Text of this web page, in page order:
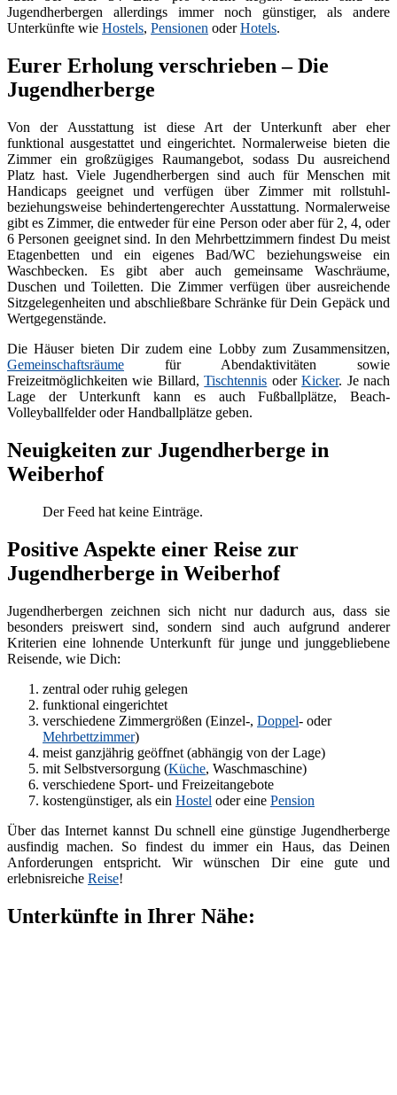
Jugendherbergen allerdings immer noch günstiger, als andere
Unterkünfte wie Hostels, Pensionen oderHotels.
Eurer Erholung verschrieben – Die
Jugendherberge
Von der Ausstattung ist diese Art der Unterkunft aber eher
funktional ausgestattet und eingerichtet. Normalerweise bieten die
Zimmer ein großzügiges Raumangebot, sodass Du ausreichend
Platz hast. Viele Jugendherbergen sind auch für Menschen mit
Handicaps geeignet und verfügen über Zimmer mit rollstuhl-
beziehungsweise behindertengerechter Ausstattung. Normalerweise
gibt es Zimmer, die entweder für eine Person oder aber für 2, 4, oder
6 Personen geeignet sind. In den Mehrbettzimmern findest Du meist
Etagenbetten und ein eigenes Bad/WC beziehungsweise ein
Waschbecken. Es gibt aber auch gemeinsame Waschräume,
Duschen und Toiletten. Die Zimmer verfügen über ausreichende
Sitzgelegenheiten und abschließbare Schränke für Dein Gepäck und
Wertgegenstände.
Die Häuser bieten Dir zudem eine Lobby zum Zusammensitzen,
Gemeinschaftsräume für Abendaktivitäten sowie
Freizeitmöglichkeiten wie Billard,Tischtennis oderKicker. Je nach
Lage der Unterkunft kann es auch Fußballplätze, Beach-
Volleyballfelder oder Handballplätze geben.
Neuigkeiten zur Jugendherberge in
Weiberhof
Der Feed hat keine Einträge.
Positive Aspekte einer Reise zur
Jugendherberge in Weiberhof
Jugendherbergen zeichnen sich nicht nur dadurch aus, dass sie
besonders preiswert sind, sondern sind auch aufgrund anderer
Kriterien eine lohnende Unterkunft für junge und junggebliebene
Reisende, wie Dich:
zentral oder ruhig gelegen
funktional eingerichtet
verschiedene Zimmergrößen (Einzel-, Doppel- oder
Mehrbettzimmer)
meist ganzjährig geöffnet (abhängig von der Lage)
mit Selbstversorgung (Küche, Waschmaschine)
verschiedene Sport- und Freizeitangebote
kostengünstiger, als ein Hostel oder eine Pension
Über das Internet kannst Du schnell eine günstige Jugendherberge
ausfindig machen. So findest du immer ein Haus, das Deinen
Anforderungen entspricht. Wir wünschen Dir eine gute und
erlebnisreiche Reise!
Unterkünfte in Ihrer Nähe: